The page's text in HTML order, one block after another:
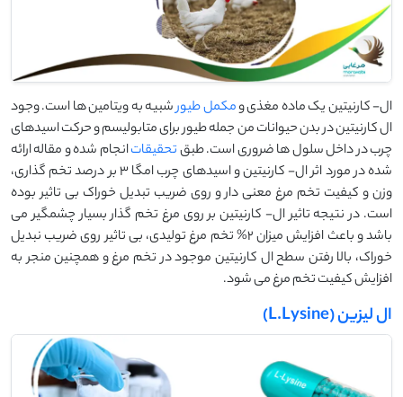
ال- کارنیتین یک ماده مغذی ومکمل طیورشبیه به ویتامین ها است. وجود
ال کارنیتین در بدن حیوانات من جمله طیور برای متابولیسم و حرکت اسیدهای
چرب در داخل سلول ها ضروری است. طبقتحقیقاتانجام شده و مقاله ارائه
شده در مورد اثر ال- کارنیتین و اسیدهای چرب امگا 3 بر درصد تخم گذاری،
وزن و کیفیت تخم مرغ معنی دار و روی ضریب تبدیل خوراک بی تاثیر بوده
است. در نتیجه تاثیر ال- کارنیتین بر روی مرغ تخم گذار بسیار چشمگیر می
باشد و باعث افزایش میزان 2% تخم مرغ تولیدی، بی تاثیر روی ضریب نبدیل
خوراک، بالا رفتن سطح ال کارنیتین موجود در تخم مرغ و همچنین منجر به
افزایش کیفیت تخم مرغ می شود.
ال لیزین (L.Lysine)